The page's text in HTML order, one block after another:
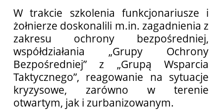
W trakcie szkolenia funkcjonariusze i
żołnierze doskonalili m.in. zagadnienia z
zakresu ochrony bezpośredniej,
współdziałania „Grupy Ochrony
Bezpośredniej” z „Grupą Wsparcia
Taktycznego”, reagowanie na sytuacje
kryzysowe, zarówno w terenie
otwartym, jak i zurbanizowanym.